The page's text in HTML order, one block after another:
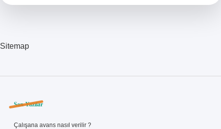
Sitemap
Sidebar
Son Yazılar
Çalışana avans nasıl verilir ?